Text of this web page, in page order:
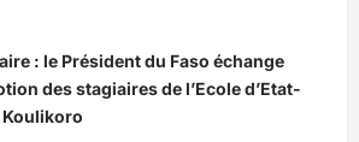
: le Président du Faso échange
des stagiaires de l’Ecole d’Etat-